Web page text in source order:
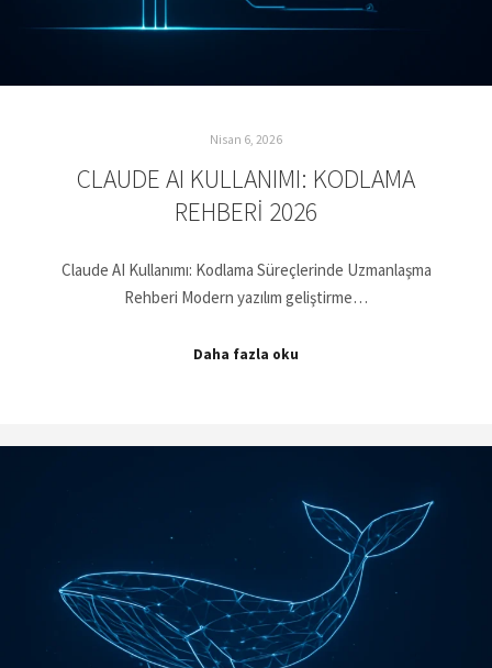
Nisan 6, 2026
CLAUDE AI KULLANIMI: KODLAMA
REHBERI 2026
Claude AI Kullanımı: Kodlama Süreçlerinde Uzmanlaşma
Rehberi Modern yazılım geliştirme…
Daha fazla oku